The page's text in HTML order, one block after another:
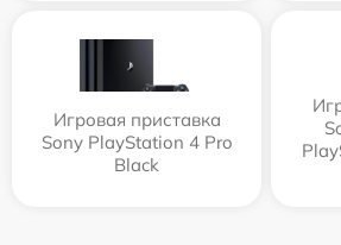
Игровая приставка
Sony PlayStation 4 Pro
Black